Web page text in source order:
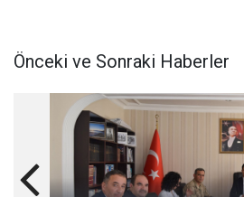
Önceki ve Sonraki Haberler